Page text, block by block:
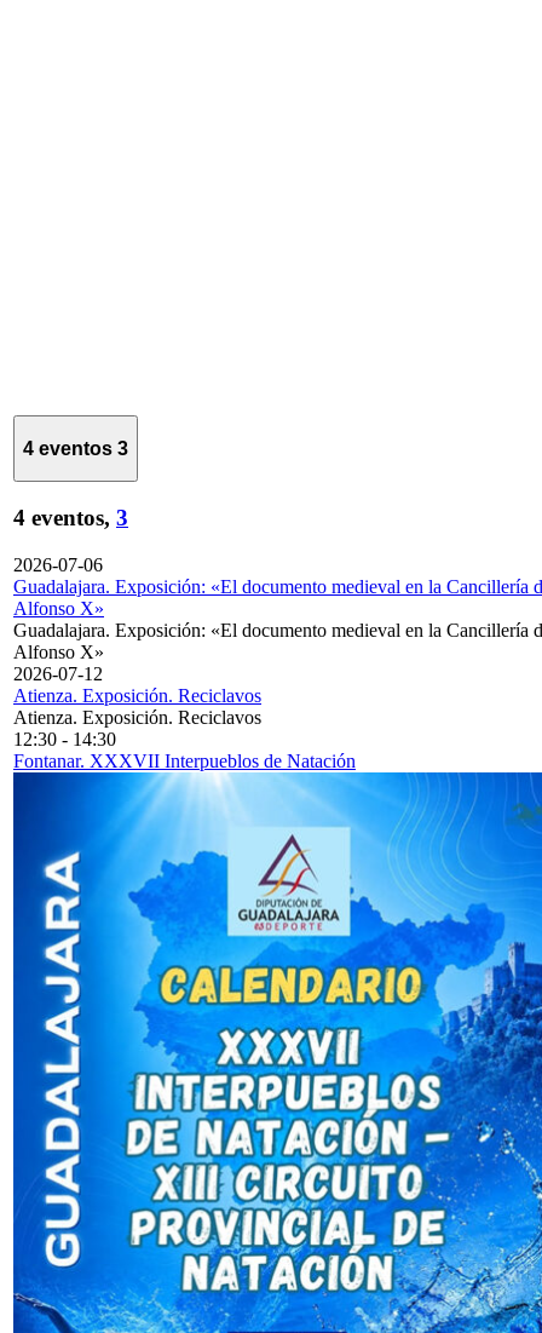
4 eventos 3
4 eventos, 3
2026-07-06
Guadalajara. Exposición: «El documento medieval en la Cancillería
Alfonso X»
Guadalajara. Exposición: «El documento medieval en la Cancillería
Alfonso X»
2026-07-12
Atienza. Exposición. Reciclavos
Atienza. Exposición. Reciclavos
12:30 - 14:30
Fontanar. XXXVII Interpueblos de Natación